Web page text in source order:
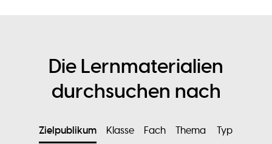
Die Lernmaterialien
durchsuchen nach
Zielpublikum Klasse Fach Thema Typ